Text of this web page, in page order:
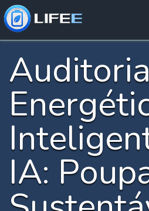
Auditoria
IA: